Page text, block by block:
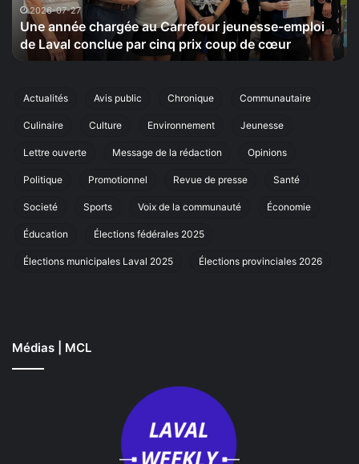
de
Laval
conclue
par
prix
de
2026-07-27
Une année chargée au Carrefour jeunesse-emploi
de Laval conclue par cinq prix coup de cœur
20
Actualités Avis public Chronique Communautaire
Culinaire Culture Environnement Jeunesse
Lettre ouverte Message de la rédaction Opinions
Politique Promotionnel Revue de presse Santé
Societé Sports Voix de la communauté Économie
Éducation Élections fédérales 2025
Élections municipales Laval 2025 Élections provinciales 2026
Médias | MCL